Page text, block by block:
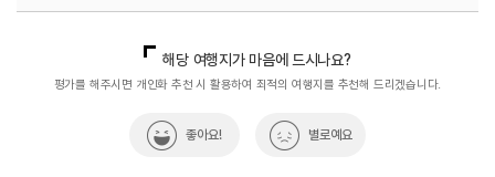
해당 여행지가 마음에 드시나요?
평가를 해주시면 개인화 추천 시 활용하여 최적의 여행지를 추천해 드리겠습니다.
좋아요! 별로예요